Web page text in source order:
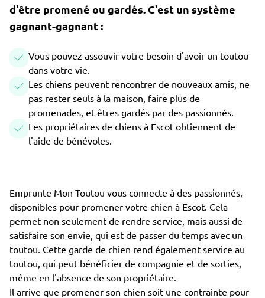
d'être promené ou gardés. C'est un système
gagnant-gagnant :
Vous pouvez assouvir votre besoin d'avoir un toutou
dans votre vie.
Les chiens peuvent rencontrer de nouveaux amis, ne
pas rester seuls à la maison, faire plus de
promenades, et êtres gardés par des passionnés.
Les propriétaires de chiens à Escot obtiennent de
l'aide de bénévoles.
Emprunte Mon Toutou vous connecte à des passionnés,
disponibles pour promener votre chien à Escot. Cela
permet non seulement de rendre service, mais aussi de
satisfaire son envie, qui est de passer du temps avec un
toutou. Cette garde de chien rend également service au
toutou, qui peut bénéficier de compagnie et de sorties,
même en l'absence de son propriétaire.
Il arrive que promener son chien soit une contrainte pour